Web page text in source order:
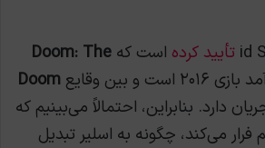
تأیید کرده است که Doom: The
است و بین وقایع
Doom
دارد. بنابراین، احتمالاً می‌بینیم که
می‌کند، چگونه به اسلیر تبدیل